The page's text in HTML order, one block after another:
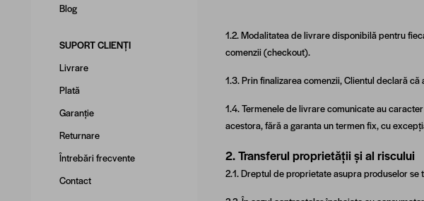
1.2. Modalitatea de livrare disponibilă pentru
comenzii (checkout).
1.3. Prin finalizarea comenzii, Clientul declară
1.4. Termenele de livrare comunicate au
acestora, fără a garanta un termen fix, cu
2. Transferul proprietății și al riscului
2.1. Dreptul de proprietate asupra produselor
Blog
SUPORT CLIENȚI
Livrare
Plată
Garanție
Returnare
Întrebări frecvente
Contact